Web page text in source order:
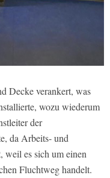
Decke verankert, was
wozu wiederum
der
da Arbeits- und
weil es sich um einen
Fluchtweg handelt.